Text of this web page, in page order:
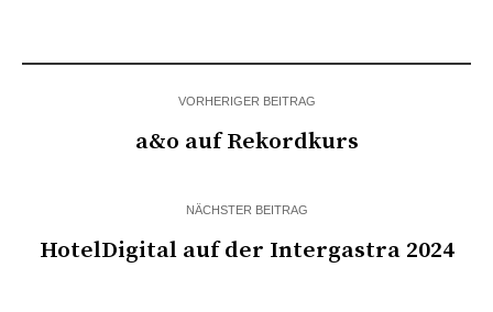
VORHERIGER BEITRAG
a&o auf Rekordkurs
NÄCHSTER BEITRAG
HotelDigital auf der Intergastra 2024